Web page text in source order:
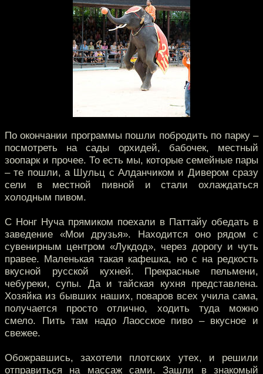
По окончании программы пошли побродить по парку –
посмотреть на сады орхидей, бабочек, местный
зоопарк и прочее. То есть мы, которые семейные пары
– те пошли, а Шульц с Алданчиком и Дивером сразу
сели в местной пивной и стали охлаждаться
холодным пивом.
С Нонг Нуча прямиком поехали в Паттайу обедать в
заведение «Мои друзья». Находится оно рядом с
сувенирным центром «Лукдод», через дорогу и чуть
правее. Маленькая такая кафешка, но с на редкость
вкусной русской кухней. Прекрасные пельмени,
чебуреки, супы. Да и тайская кухня представлена.
Хозяйка из бывших наших, поваров всех учила сама,
получается просто отлично, ходить туда можно
смело. Пить там надо Лаосское пиво – вкусное и
свежее.
Обожравшись, захотели плотских утех, и решили
отправиться на массаж сами. Зашли в знакомый